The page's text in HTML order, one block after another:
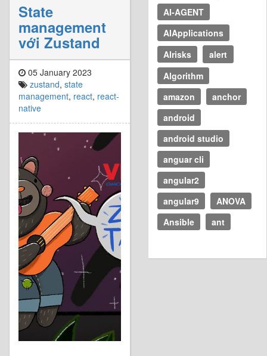
State
management
với Zustand
05 January 2023
zustand, state
management, react, react-
native
AI-AGENT
AIApplications
AIrisks
alert
Algorithm
amazon
anchor
android
android studio
anguar cli
angular2
angular9
ANOVA
Ansible
ant